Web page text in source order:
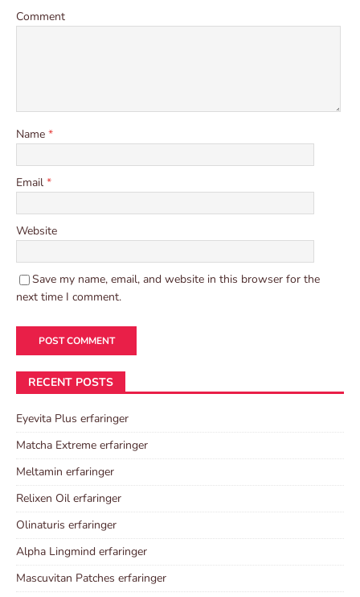
Comment
Name *
Email *
Website
Save my name, email, and website in this browser for the
next time I comment.
RECENT POSTS
Eyevita Plus erfaringer
Matcha Extreme erfaringer
Meltamin erfaringer
Relixen Oil erfaringer
Olinaturis erfaringer
Alpha Lingmind erfaringer
Mascuvitan Patches erfaringer